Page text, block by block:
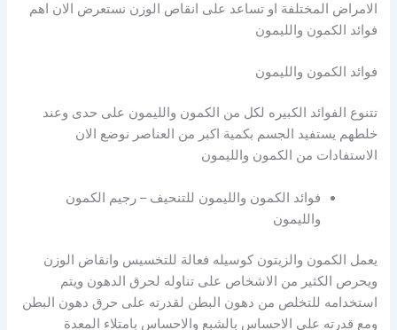
الامراض المختلفة او تساعد على انقاص الوزن نستعرض الان اهم
فوائد الكمون والليمون
فوائد الكمون والليمون
تتنوع الفوائد الكبيره لكل من الكمون والليمون على حدى وعند
خلطهم يستفيد الجسم بكمية اكبر من العناصر نوضع الان
الاستفادات من الكمون والليمون
فوائد الكمون والليمون للتنحيف – رجيم الكمون
والليمون
يعمل الكمون والزيتون كوسيله فعالة للتخسيس وانقاض الوزن
ويحرص الكثير من الاشخاص على تناوله لحرق الدهون ويتم
استخدامه للتخلص من دهون البطن لقدرته على حرق دهون البطن
ومع قدرته على الاحساس بالشبع والاحساس بامتلاء المعدة